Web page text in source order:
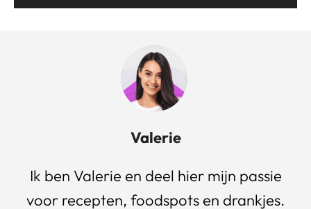
Valerie
Ik ben Valerie en deel hier mijn passie
voor recepten, foodspots en drankjes.